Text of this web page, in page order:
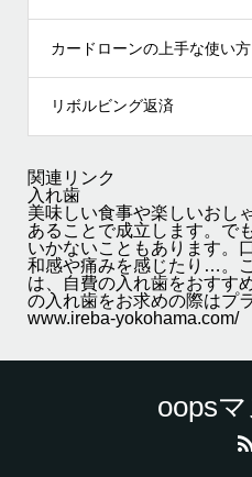
カードローンの上手な使い方
リボルビング返済
関連リンク
入れ歯
美味しい食事や楽しいおし
あることで成立します。で
いかないこともあります。
和感や痛みを感じたり…。
は、自費の入れ歯をおすす
の入れ歯をお求めの際はプ
www.ireba-yokohama.com/
oops